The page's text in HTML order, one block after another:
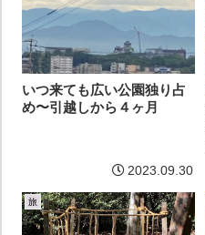
いつ来ても広い公園独り占
め〜引越しから４ヶ月
2023.09.30
旅